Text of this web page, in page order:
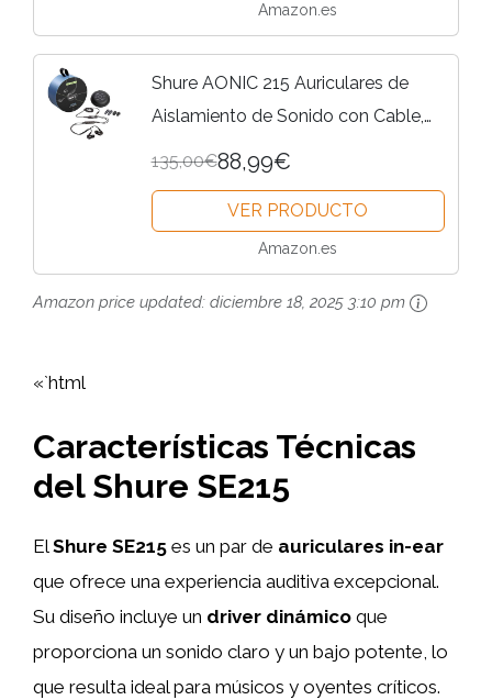
Amazon.es
Shure AONIC 215 Auriculares de
Aislamiento de Sonido con Cable,
Controlador único, Ajuste Interno,
y Android - Negro
135,00€88,99€
VER PRODUCTO
Amazon.es
Amazon price updated: diciembre 18, 2025 3:10 pm
«`html
Características Técnicas
del Shure SE215
ElShure SE215 es un par de auriculares in-ear
que ofrece una experiencia auditiva excepcional.
Su diseño incluye un driver dinámico que
proporciona un sonido claro y un bajo potente, lo
que resulta ideal para músicos y oyentes críticos.